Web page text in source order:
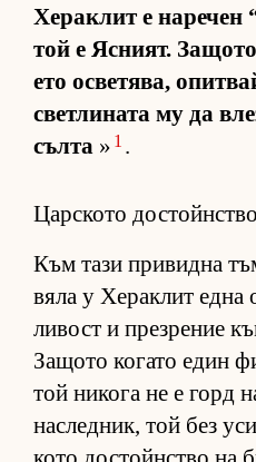
Хе­рак­лит е
той е Яс­ни­ят.
ето ос­ве­тя­ва,
свет­ли­ната му да
сълта » 1 .
Царското
Към тази при­видна
вяла у Хе­рак­лит
ли­вост и през­ре­ние
За­щото ко­гато един
той ни­кога не е горд
нас­лед­ник, той без